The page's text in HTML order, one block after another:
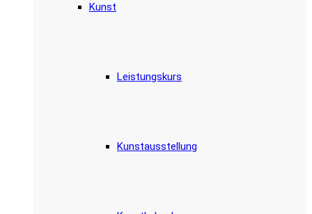
Kunst
Leistungskurs
Kunstausstellung